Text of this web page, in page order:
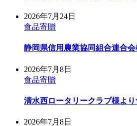
2026年7月24日
食品寄贈
静岡県信用農業協同組合連合
2026年7月8日
食品寄贈
清水西ロータリークラブ様よ
2026年7月8日